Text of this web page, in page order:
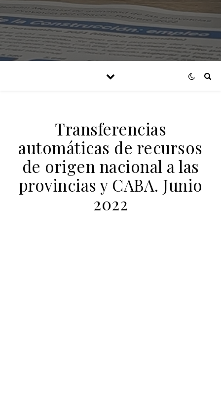
Transferencias
automáticas de recursos
de origen nacional a las
provincias y CABA. Junio
2022